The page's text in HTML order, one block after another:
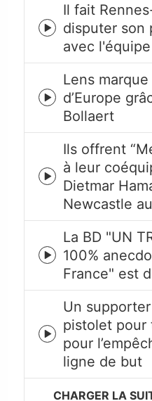
Episode
play
icon
Il fait
disputer son
avec
Episode
play
icon
Lens
d’Europe
Bollaert
Episode
play
icon
Ils offrent
à leur
Dietmar
Newcastle
Episode
play
icon
La BD "UN
100%
France" est
Episode
play
icon
Un
pistolet pour
pour
ligne de but